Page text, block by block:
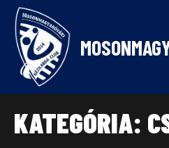
Skip
content
KATEGÓRIA: